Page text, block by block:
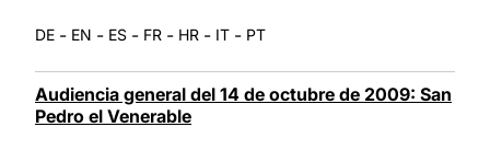
DE - EN - ES - FR - HR - IT - PT
Audiencia general del 14 de octubre de 2009: San
Pedro el Venerable